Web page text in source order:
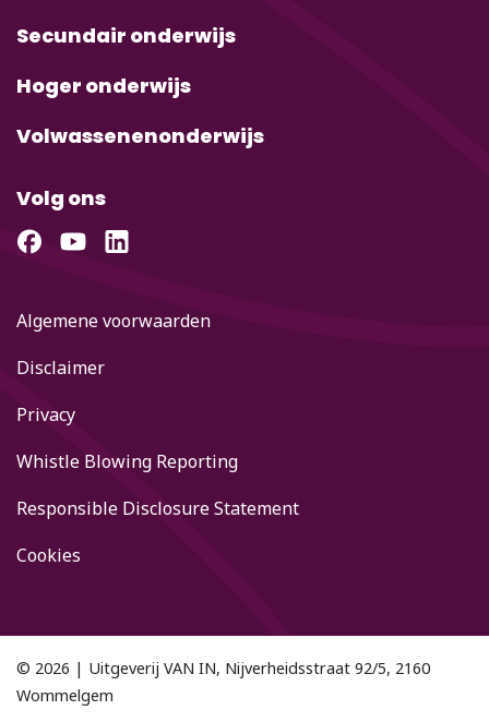
Secundair onderwijs
Hoger onderwijs
Volwassenenonderwijs
Volg ons
Algemene voorwaarden
Disclaimer
Privacy
Whistle Blowing Reporting
Responsible Disclosure Statement
Cookies
© 2026 | Uitgeverij VAN IN, Nijverheidsstraat 92/5, 2160
Wommelgem